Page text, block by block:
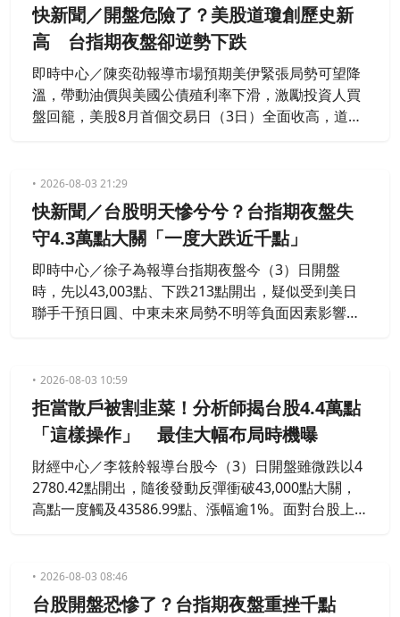
快新聞／開盤危險了？美股道瓊創歷史新
高 台指期夜盤卻逆勢下跌
即時中心／陳奕劭報導市場預期美伊緊張局勢可望降
溫，帶動油價與美國公債殖利率下滑，激勵投資人買
盤回籠，美股8月首個交易日（3日）全面收高，道瓊
點，台積電期貨盤後同步下跌24點。
2026-08-03 21:29
快新聞／台股明天慘兮兮？台指期夜盤失
守4.3萬點大關「一度大跌近千點」
即時中心／徐子為報導台指期夜盤今（3）日開盤
時，先以43,003點、下跌213點開出，疑似受到美日
聯手干預日圓、中東未來局勢不明等負面因素影響，
2026-08-03 10:59
拒當散戶被割韭菜！分析師揭台股4.4萬點
「這樣操作」 最佳大幅布局時機曝
財經中心／李筱舲報導台股今（3）日開盤雖微跌以4
2780.42點開出，隨後發動反彈衝破43,000點大關，
高點一度觸及43586.99點、漲幅逾1%。面對台股上
震盪，目前多頭行情的架構未改變，投資人無須過度
恐慌，但操作上需切忌盲目追高。
2026-08-03 08:46
台股開盤恐慘了？台指期夜盤重挫千點